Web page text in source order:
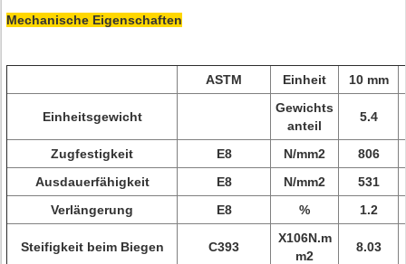
Mechanische Eigenschaften
ASTM Einheit 10 mm
Einheitsgewicht
Gewichts
anteil
5.4
Zugfestigkeit E8 N/mm2
806
Ausdauerfähigkeit
E8 N/mm2
531
Verlängerung
E8 % 1.2
Steifigkeit beim Biegen C393
X106N.m
m2
8.03